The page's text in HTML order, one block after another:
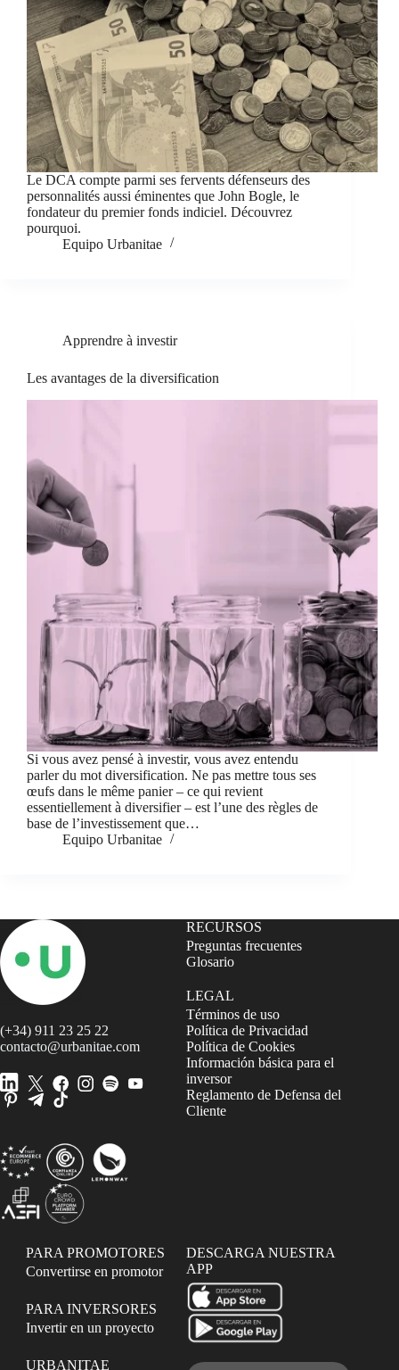
Le DCA compte parmi ses fervents défenseurs des
personnalités aussi éminentes que John Bogle, le
fondateur du premier fonds indiciel. Découvrez
pourquoi.
Equipo Urbanitae
Apprendre à investir
Les avantages de la diversification
Si vous avez pensé à investir, vous avez entendu
parler du mot diversification. Ne pas mettre tous ses
œufs dans le même panier – ce qui revient
essentiellement à diversifier – est l’une des règles de
base de l’investissement que…
Equipo Urbanitae
(+34) 911 23 25 22
contacto@urbanitae.com
RECURSOS
Preguntas frecuentes
Glosario
LEGAL
Términos de uso
Política de Privacidad
Política de Cookies
Información básica para el
inversor
Reglamento de Defensa del
Cliente
PARA PROMOTORES
Convertirse en promotor
PARA INVERSORES
Invertir en un proyecto
URBANITAE
DESCARGA NUESTRA
APP